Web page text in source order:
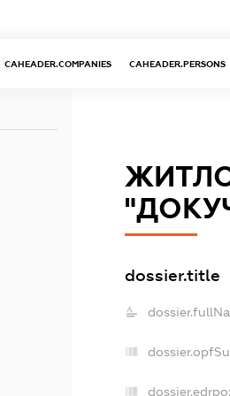
CAHEADER.COMPANIES CAHEADER.PERSONS
dossier.title
dossier.edrpo: